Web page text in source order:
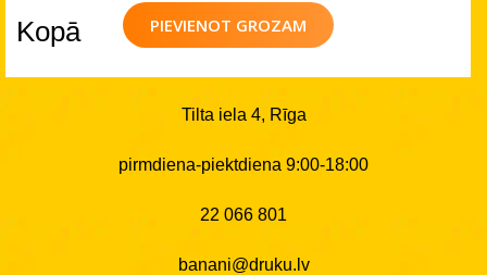
PIEVIENOT GROZAM
Kopā
Tilta iela 4, Rīga
pirmdiena-piektdiena 9:00-18:00
22 066 801
banani@druku.lv